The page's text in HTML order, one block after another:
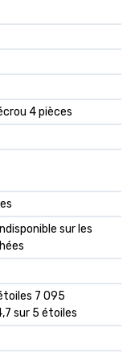
4 pièces
sur les
7 095
sur 5 étoiles